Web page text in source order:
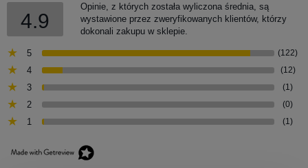
4.9
Opinie, z których została wyliczona średnia, są
wystawione przez zweryfikowanych klientów, którzy
dokonali zakupu w sklepie.
5 (122)
4 (12)
3 (1)
2 (0)
1 (1)